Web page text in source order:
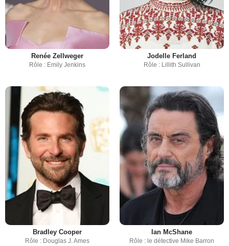
Renée Zellweger
Rôle : Emily Jenkins
Jodelle Ferland
Rôle : Lillith Sullivan
Bradley Cooper
Rôle : Douglas J. Ames
Ian McShane
Rôle : le détective Mike Barron